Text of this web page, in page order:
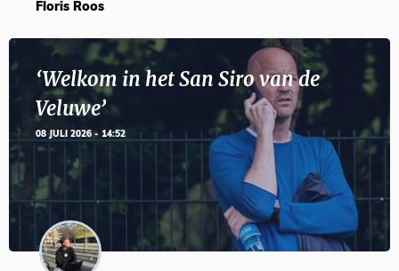
Floris Roos
‘Welkom in het San Siro van de
Veluwe’
08 JULI 2026 - 14:52